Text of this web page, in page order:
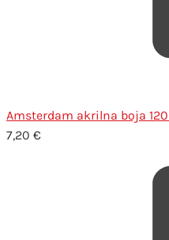
Amsterdam akrilna boja
7,20 €